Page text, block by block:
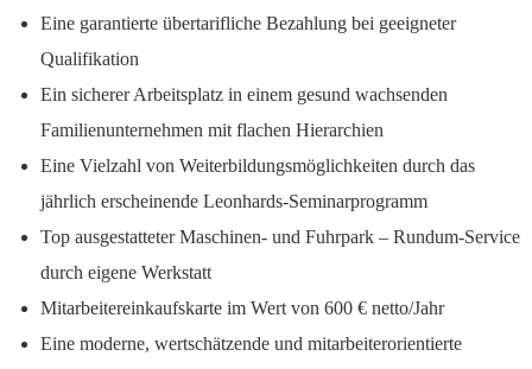
Eine garantierte übertarifliche Bezahlung bei geeigneter
Qualifikation
Ein sicherer Arbeitsplatz in einem gesund wachsenden
Familienunternehmen mit flachen Hierarchien
Eine Vielzahl von Weiterbildungsmöglichkeiten durch das
jährlich erscheinende Leonhards-Seminarprogramm
Top ausgestatteter Maschinen- und Fuhrpark – Rundum-Service
durch eigene Werkstatt
Mitarbeitereinkaufskarte im Wert von 600 € netto/Jahr
Eine moderne, wertschätzende und mitarbeiterorientierte